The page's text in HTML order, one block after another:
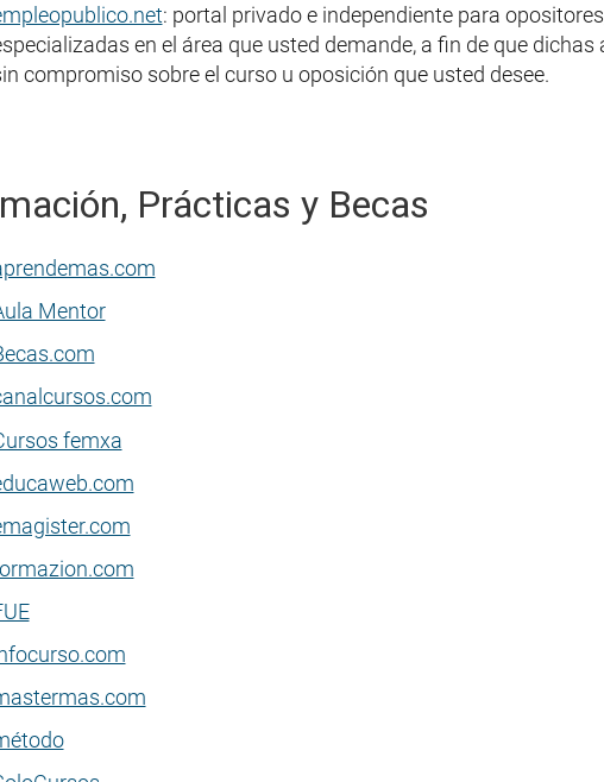
: portal privado e independiente para
en el área que usted demande, a fin de que
compromiso sobre el curso u oposición que usted desee.
Prácticas y Becas
Mentor
femxa